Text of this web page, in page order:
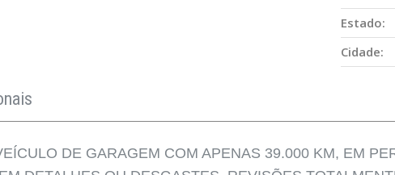
Estado:
Cidade:
DE GARAGEM COM APENAS 39.000 KM, EM